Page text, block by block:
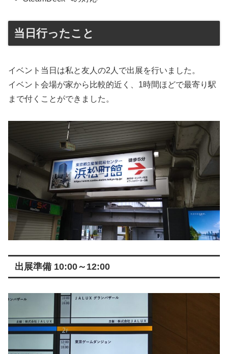
当日行ったこと
イベント当日は私と友人の2人で出展を行いました。
イベント会場が家から比較的近く、1時間ほどで最寄り駅
まで付くことができました。
出展準備 10:00～12:00